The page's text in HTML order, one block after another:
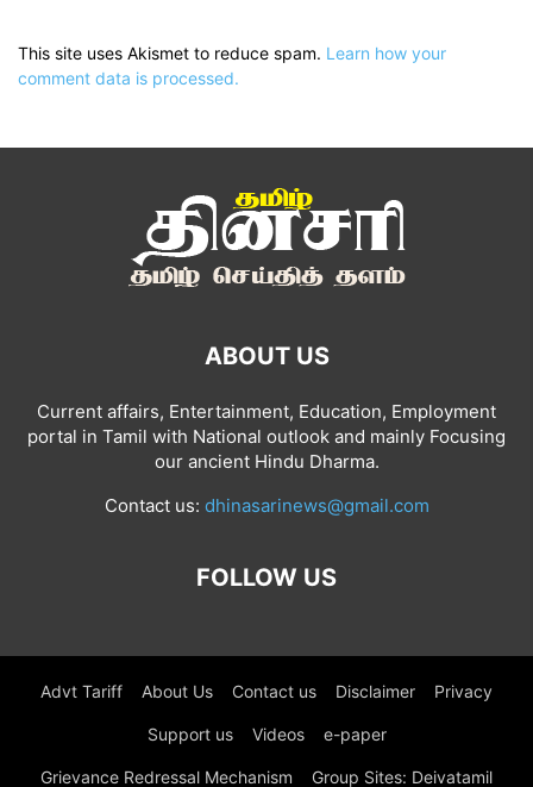
This site uses Akismet to reduce spam. Learn how your
comment data is processed.
ABOUT US
Current affairs, Entertainment, Education, Employment
portal in Tamil with National outlook and mainly Focusing
our ancient Hindu Dharma.
Contact us: dhinasarinews@gmail.com
FOLLOW US
Advt Tariff About Us Contact us Disclaimer Privacy
Support us Videos e-paper
Grievance Redressal Mechanism Group Sites: Deivatamil